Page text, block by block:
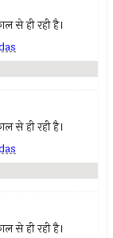
से ही रही है।
से ही रही है।
से ही रही है।